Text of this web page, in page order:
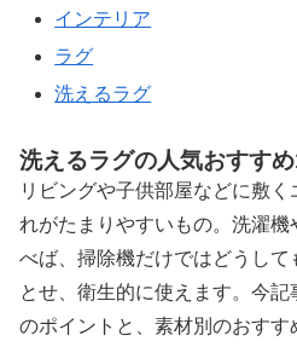
インテリア
ラグ
洗えるラグ
洗えるラグの人気おすす
リビングや子供部屋などに敷
れがたまりやすいもの。洗濯
べば、掃除機だけではどうし
とせ、衛生的に使えます。今
のポイントと、素材別のおすす